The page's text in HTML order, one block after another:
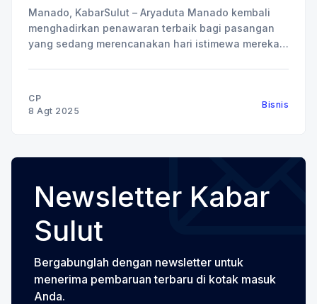
Manado, KabarSulut – Aryaduta Manado kembali
menghadirkan penawaran terbaik bagi pasangan
yang sedang merencanakan hari istimewa mereka,
Megah Mahligai. Program ini dirancang untuk
CP
8 Agt 2025
Bisnis
Newsletter Kabar
Sulut
Bergabunglah dengan newsletter untuk
menerima pembaruan terbaru di kotak masuk
Anda.